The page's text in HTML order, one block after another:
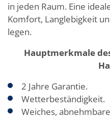
in jeden Raum. Eine
Komfort, Langlebigkeit
legen.
Hauptmerkmale
2 Jahre Garantie.
Wetterbeständigkeit.
Weiches,